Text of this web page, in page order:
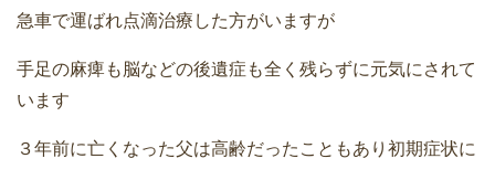
急車で運ばれ点滴治療した方がいますが
手足の麻痺も脳などの後遺症も全く残らずに元気にされて
います
３年前に亡くなった父は高齢だったこともあり初期症状に